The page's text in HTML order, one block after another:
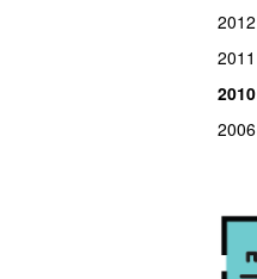
2012
2011
2010
2006